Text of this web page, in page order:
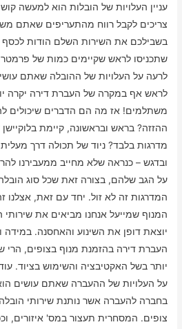
עניין העלויות של הובלות הוא למעשה
צריכים לקבל רווח מהתעריפים שאתם
בשבילכם את השירות השלם הודות
שתכניסו לראש שקיימים כמות של
לרעה על העלויות של ההובלה שאתם
לראש אף במקרה של העברת דירה יקרה
משתלמים! אז מה הם הדברים שיכולים
ההזזה? בראש ובראשונה, קיימת
מדרגות בלבד? ניוד של תכולה דרך מעלית
ובדגש – כנראה שלא מחייב ממעבירנו
על הגב שלהם, בצורה זאת שכל סוג
המדרגות זה לא זול. יחד עם זאת, אצלנו
המנוף שמייעל אנחנו מביאים את
יוצאת דופן את השינוע והאחסנה. במידה
העברת דירה בהזמנת מנוף בצופים, הרי
יותר בשל האקטיבציה והשימוש בציוד.
על העלויות של ההעברה שאתם עושים הוא
בחברה להעברה אשר נותנת שירותי
צופים. המסחרית תעצור במס' איזורים,